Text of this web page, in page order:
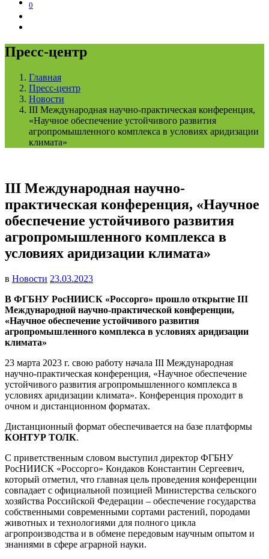
0
Пресс-центр
Главная
Пресс-центр
Новости
III Международная научно-практическая конференция,
«Научное обеспечение устойчивого развития
агропромышленного комплекса в условиях аридизации
климата»
III Международная научно-
практическая конференция, «Научное
обеспечение устойчивого развития
агропромышленного комплекса в
условиях аридизации климата»
в Новости 23.03.2023
В ФГБНУ РосНИИСК «Россорго» прошло открытие III
Международной научно-практической конференции,
«Научное обеспечение устойчивого развития
агропромышленного комплекса в условиях аридизации
климата»
23 марта 2023 г. свою работу начала III Международная
научно-практическая конференция, «Научное обеспечение
устойчивого развития агропромышленного комплекса в
условиях аридизации климата». Конференция проходит в
очном и дистанционном форматах.
Дистанционный формат обеспечивается на базе платформы
КОНТУР ТОЛК.
С приветственным словом выступил директор ФГБНУ
РосНИИСК «Россорго» Кондаков Константин Сергеевич,
который отметил, что главная цель проведения конференции
совпадает с официальной позицией Министерства сельского
хозяйства Российской Федерации – обеспечение государства
собственными современными сортами растений, породами
животных и технологиями для полного цикла
агропроизводства и в обмене передовым научным опытом и
знаниями в сфере аграрной науки.